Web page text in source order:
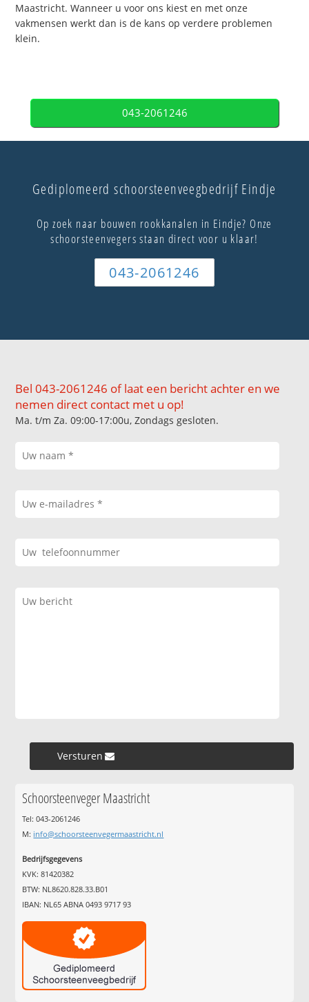
Maastricht. Wanneer u voor ons kiest en met onze
vakmensen werkt dan is de kans op verdere problemen
klein.
043-2061246
Gediplomeerd schoorsteenveegbedrijf Eindje
Op zoek naar bouwen rookkanalen in Eindje? Onze
schoorsteenvegers staan direct voor u klaar!
043-2061246
Bel 043-2061246 of laat een bericht achter en we
nemen direct contact met u op!
Ma. t/m Za. 09:00-17:00u, Zondags gesloten.
Versturen »
Schoorsteenveger Maastricht
Tel: 043-2061246
M: info@schoorsteenvegermaastricht.nl
Bedrijfsgegevens
KVK: 81420382
BTW: NL8620.828.33.B01
IBAN: NL65 ABNA 0493 9717 93